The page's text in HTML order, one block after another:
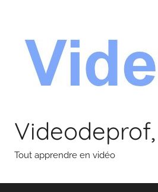
contenu
Tout apprendre en vidéo